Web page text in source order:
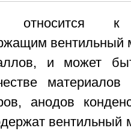
относится к
вентильный
и может
материалов
анодов
вентильный